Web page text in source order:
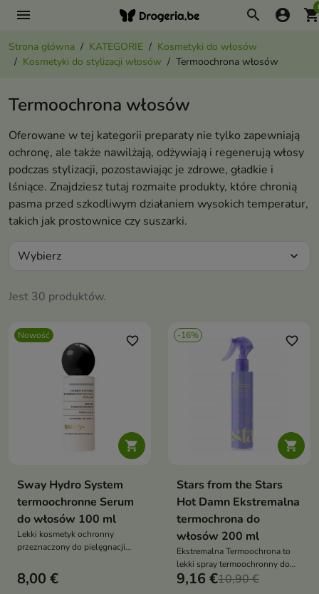
menu search account_circle
Strona główna KATEGORIE
Kosmetyki do włosów
Kosmetyki do stylizacji włosów
Termoochrona włosów
Termoochrona włosów
Oferowane w tej kategorii preparaty nie tylko zapewniają
ochronę, ale także nawilżają, odżywiają i regenerują włosy
podczas stylizacji, pozostawiając je zdrowe, gładkie i
lśniące. Znajdziesz tutaj rozmaite produkty, które chronią
pasma przed szkodliwym działaniem wysokich temperatur,
takich jak prostownice czy suszarki.
Jest 30 produktów.
Wybierz expand_more
Nowość

favorite_border
Sway Hydro System
termoochronne Serum
do włosów 100 ml
Lekki kosmetyk ochronny
przeznaczony do pielęgnacji
wysokiej temperatury podczas
stylizacji.
8,00 €
-16%

favorite_border
Stars from the Stars
Hot Damn Ekstremalna
termochrona do
włosów 200 ml
Ekstremalna Termoochrona to
lekki spray termoochronny do
włosów, który pomaga chronić
9,16 €10,90 €